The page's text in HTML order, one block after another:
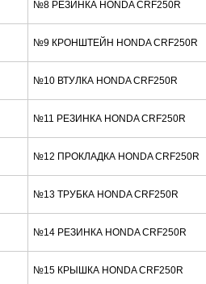
№8 РЕЗИНКА HONDA CRF250R
№9 КРОНШТЕЙН HONDA CRF250R
№10 ВТУЛКА HONDA CRF250R
№11 РЕЗИНКА HONDA CRF250R
№12 ПРОКЛАДКА HONDA CRF250R
№13 ТРУБКА HONDA CRF250R
№14 РЕЗИНКА HONDA CRF250R
№15 КРЫШКА HONDA CRF250R